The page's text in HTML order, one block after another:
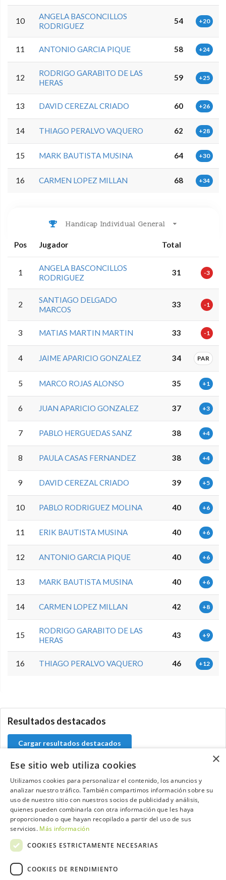
10
ANGELA BASCONCILLOS
RODRIGUEZ
54 +20
11 ANTONIO GARCIA PIQUE 58 +24
12
RODRIGO GARABITO DE LAS
HERAS
59 +25
13 DAVID CEREZAL CRIADO 60 +26
14 THIAGO PERALVO VAQUERO 62 +28
15 MARK BAUTISTA MUSINA 64 +30
16 CARMEN LOPEZ MILLAN 68 +34
Handicap Individual General
Pos Jugador Total
1
ANGELA BASCONCILLOS
RODRIGUEZ
31 -3
2
SANTIAGO DELGADO
MARCOS
33 -1
3 MATIAS MARTIN MARTIN 33 -1
4 JAIME APARICIO GONZALEZ 34 PAR
5 MARCO ROJAS ALONSO 35 +1
6 JUAN APARICIO GONZALEZ 37 +3
7 PABLO HERGUEDAS SANZ 38 +4
8 PAULA CASAS FERNANDEZ 38 +4
9 DAVID CEREZAL CRIADO 39 +5
10 PABLO RODRIGUEZ MOLINA 40 +6
11 ERIK BAUTISTA MUSINA 40 +6
12 ANTONIO GARCIA PIQUE 40 +6
13 MARK BAUTISTA MUSINA 40 +6
14 CARMEN LOPEZ MILLAN 42 +8
15
RODRIGO GARABITO DE LAS
HERAS
43 +9
16 THIAGO PERALVO VAQUERO 46 +12
Resultados destacados
Cargar resultados destacados
Contacta con el equipo de NextCaddy
Opina Contacta
×
Ese sitio web utiliza cookies
Utilizamos cookies para personalizar el contenido, los anuncios y
analizar nuestro tráfico. También compartimos información sobre su
uso de nuestro sitio con nuestros socios de publicidad y análisis,
quienes pueden combinarla con otra información que les haya
proporcionado o que hayan recopilado a partir del uso de sus
servicios. Más información
COOKIES ESTRICTAMENTE NECESARIAS
COOKIES DE RENDIMIENTO